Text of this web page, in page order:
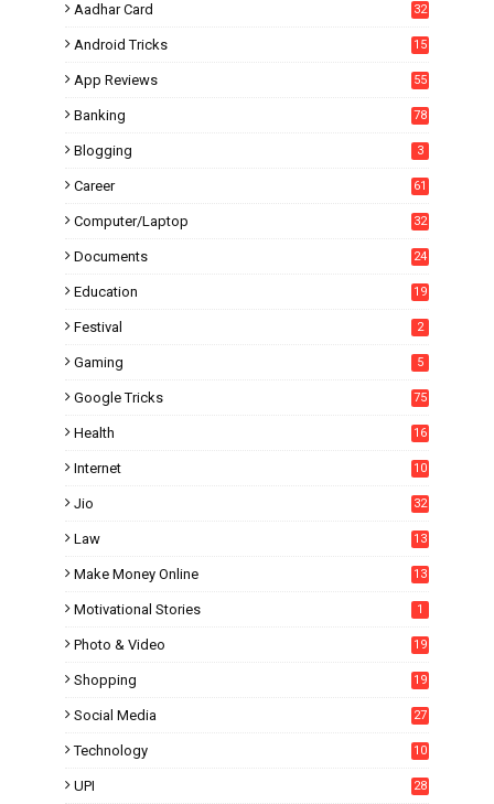
Aadhar Card 32
Android Tricks
15
App Reviews 55
Banking 78
Blogging 3
Career 61
Computer/Laptop 32
Documents 24
Education
19
Festival 2
Gaming 5
Google Tricks 75
Health 16
Internet
10
Jio 32
Law 13
Make Money Online 13
Motivational Stories 1
Photo & Video 19
Shopping 19
Social Media
27
Technology 10
UPI 28